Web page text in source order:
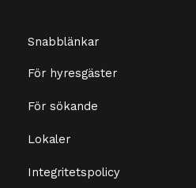
Snabblänkar
För hyresgäster
För sökande
Lokaler
Integritetspolicy